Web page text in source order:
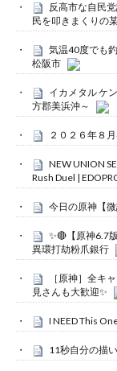
反高市な自民
民を叩きまくりの
気温40度でも
松阪市
イカメタル
方郡美浜沖～
２０２６年８
NEW UNION
Rush Duel |
今日の原神【
✨🔴【原神6.7
異環打劫粉爪銀行
［原神］全キ
見さんも大歓迎✨
I NEED This
11秒自分の描